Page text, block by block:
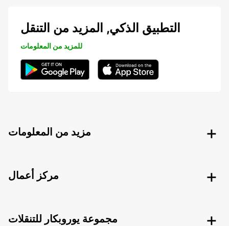
التطبيق الذكي, المزيد من التنقل
للمزيد من المعلومات
مزيد من المعلومات
مركز أعمال
مجموعة يوروبكار للتنقلات